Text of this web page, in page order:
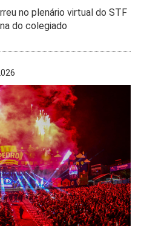
no plenário virtual do STF
do colegiado